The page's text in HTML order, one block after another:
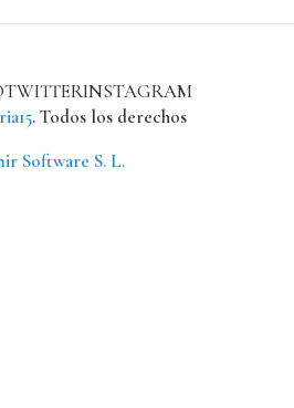
. Todos los derechos
Software S. L.
TWITTERINSTAGRAM